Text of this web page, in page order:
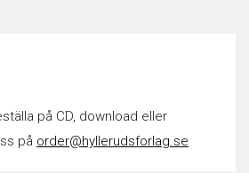
på CD, download eller
på order@hyllerudsforlag.se